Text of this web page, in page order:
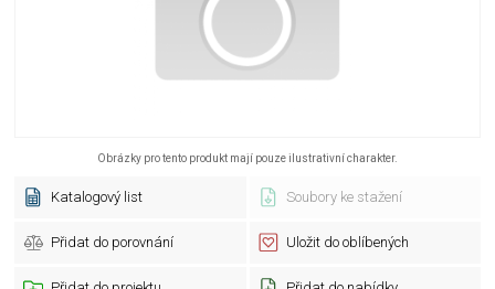
Obrázky pro tento produkt mají pouze ilustrativní charakter.
Katalogový list Soubory ke stažení
Přidat do porovnání Uložit do oblíbených